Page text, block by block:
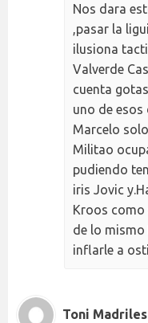
Nos dara
,pasar la
ilusiona
Valverde
cuenta
uno de esos
Marcelo
Militao
pudiendo
iris Jovic
Kroos como
de lo mismo
inflarle a
Toni Madriles